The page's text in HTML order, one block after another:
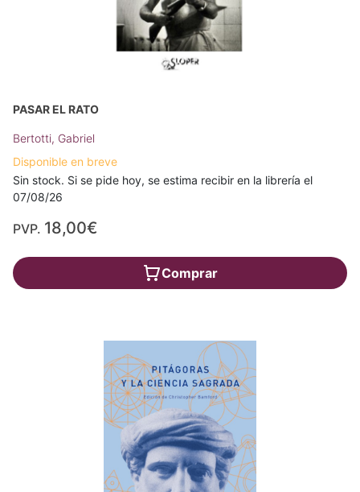
PASAR EL RATO
Bertotti, Gabriel
Disponible en breve
Sin stock. Si se pide hoy, se estima recibir en la librería el
07/08/26
PVP. 18,00€
Comprar